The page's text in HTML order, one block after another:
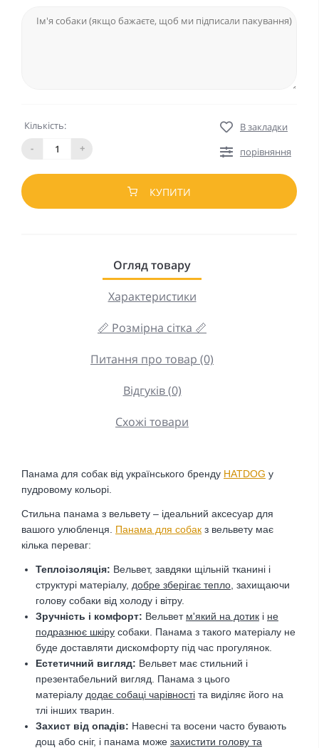
Кількість:
-
+
В закладки
порівняння
КУПИТИ
Огляд товару
Характеристики
📏 Розмірна сітка 📏
Питання про товар (0)
Відгуків (0)
Схожі товари
Панама для собак від українського бренду HATDOG у
пудровому кольорі.
Стильна панама з вельвету – ідеальний аксесуар для
вашого улюбленця. Панама для собак з вельвету має
кілька переваг:
Теплоізоляція: Вельвет, завдяки щільній тканині і
структурі матеріалу, добре зберігає тепло , захищаючи
голову собаки від холоду і вітру.
Зручність і комфорт: Вельвет м'який на дотик і не
подразнює шкіру собаки. Панама з такого матеріалу не
буде доставляти дискомфорту під час прогулянок.
Естетичний вигляд: Вельвет має стильний і
презентабельний вигляд. Панама з цього
матеріалу додає собаці чарівності та виділяє його на
тлі інших тварин.
Захист від опадів: Навесні та восени часто бувають
дощ або сніг, і панама може захистити голову та